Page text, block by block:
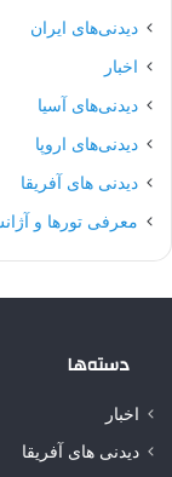
دیدنی‌های ایران
اخبار
دیدنی‌های آسیا
دیدنی‌های اروپا
دیدنی های آفریقا
معرفی تورها و
دسته‌ها
اخبار
دیدنی های آفریقا